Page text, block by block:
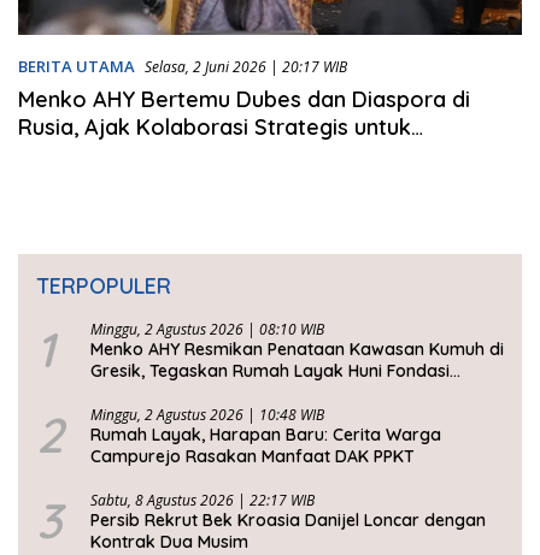
BERITA UTAMA Selasa, 2 Juni 2026 | 20:17 WIB
Menko AHY Bertemu Dubes dan Diaspora di
Rusia, Ajak Kolaborasi Strategis untuk
TERPOPULER
1 Minggu, 2 Agustus 2026 | 08:10 WIB
Menko AHY Resmikan Penataan Kawasan Kumuh di
Gresik, Tegaskan Rumah Layak Huni Fondasi
2 Minggu, 2 Agustus 2026 | 10:48 WIB
Rumah Layak, Harapan Baru: Cerita Warga
Campurejo Rasakan Manfaat DAK PPKT
3 Sabtu, 8 Agustus 2026 | 22:17 WIB
Persib Rekrut Bek Kroasia Danijel Loncar dengan
Kontrak Dua Musim